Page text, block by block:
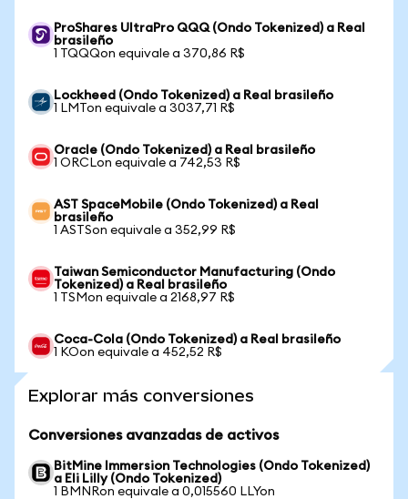
ProShares UltraPro QQQ (Ondo Tokenized) a Real
brasileño
1 TQQQon equivale a 370,86 R$
Lockheed (Ondo Tokenized) a Real brasileño
1 LMTon equivale a 3037,71 R$
Oracle (Ondo Tokenized) a Real brasileño
1 ORCLon equivale a 742,53 R$
AST SpaceMobile (Ondo Tokenized) a Real
brasileño
1 ASTSon equivale a 352,99 R$
Taiwan Semiconductor Manufacturing (Ondo
Tokenized) a Real brasileño
1 TSMon equivale a 2168,97 R$
Coca-Cola (Ondo Tokenized) a Real brasileño
1 KOon equivale a 452,52 R$
Explorar más conversiones
Conversiones avanzadas de activos
BitMine Immersion Technologies (Ondo Tokenized)
a Eli Lilly (Ondo Tokenized)
1 BMNRon equivale a 0,015560 LLYon